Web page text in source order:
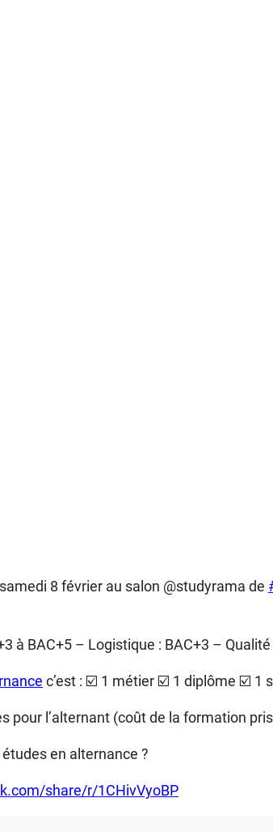
8 février au salon @studyrama de
à BAC+5 – Logistique : BAC+3 –
c’est : ☑️ 1 métier ☑️ 1 diplôme ☑️ 1
pour l’alternant (coût de la formation
en alternance ?
share/r/1CHivVyoBP